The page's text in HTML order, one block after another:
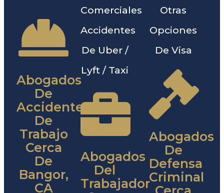
Abogados
De
Accidentes
De
Trabajo
Cerca
De
Bangor,
CA
Comerciales
Accidentes
De Uber /
Lyft / Taxi
Abogados
Del
Trabajador
Otras
Opciones
De Visa
Abogados
De
Defensa
Criminal